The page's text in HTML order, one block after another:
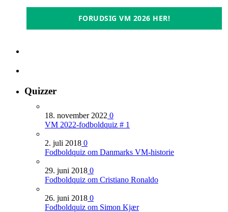
FORUDSIG VM 2026 HER!
Quizzer
18. november 2022 0
VM 2022-fodboldquiz # 1
2. juli 2018 0
Fodboldquiz om Danmarks VM-historie
29. juni 2018 0
Fodboldquiz om Cristiano Ronaldo
26. juni 2018 0
Fodboldquiz om Simon Kjær